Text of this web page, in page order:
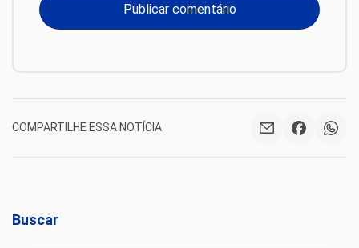
COMPARTILHE ESSA NOTÍCIA
Buscar